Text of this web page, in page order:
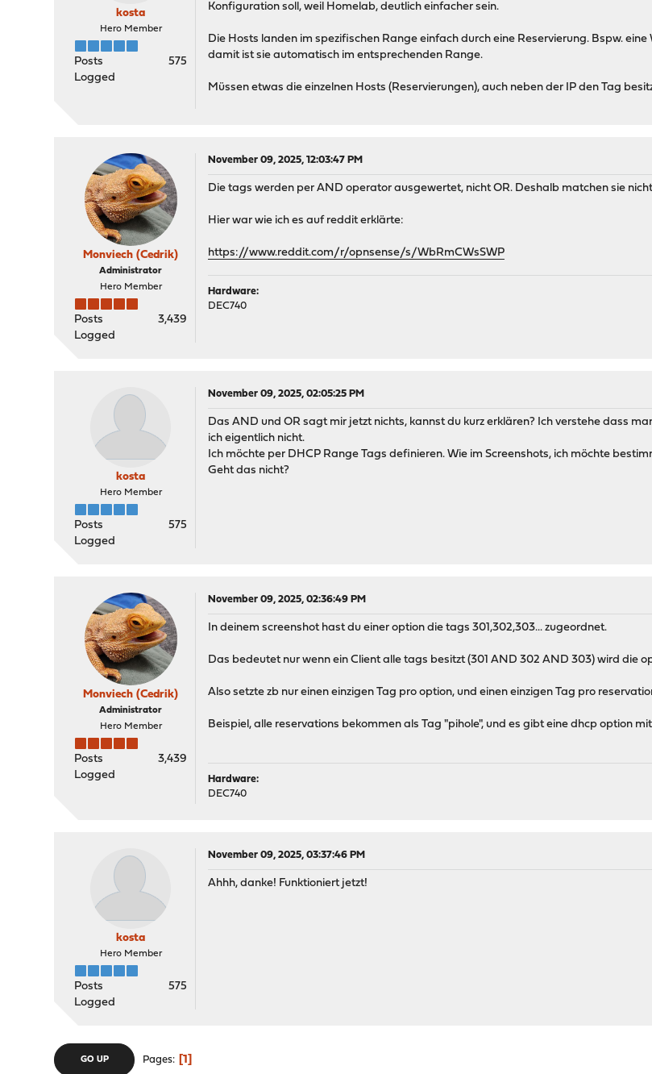
kosta
Hero Member
Posts
575
Logged
Konfiguration soll, weil Homelab, deutlich einfacher sein.
Die Hosts landen im spezifischen Range einfach durch eine Reservierung. Bspw.
damit ist sie automatisch im entsprechenden Range.
Müssen etwas die einzelnen Hosts (Reservierungen), auch neben der IP den Tag
Monviech (Cedrik)
Administrator
Hero Member
Posts
3,439
Logged
November 09, 2025, 12:03:47 PM
Die tags werden per AND operator ausgewertet, nicht OR. Deshalb matchen sie
Hier war wie ich es auf reddit erklärte:
https://www.reddit.com/r/opnsense/s/WbRmCWsSWP
Hardware:
DEC740
kosta
Hero Member
Posts
575
Logged
November 09, 2025, 02:05:25 PM
Das AND und OR sagt mir jetzt nichts, kannst du kurz erklären? Ich verstehe dass
ich eigentlich nicht.
Ich möchte per DHCP Range Tags definieren. Wie im Screenshots, ich möchte
Geht das nicht?
Monviech (Cedrik)
Administrator
Hero Member
Posts
3,439
Logged
November 09, 2025, 02:36:49 PM
In deinem screenshot hast du einer option die tags 301,302,303... zugeordnet.
Das bedeutet nur wenn ein Client alle tags besitzt (301 AND 302 AND 303) wird die
Also setzte zb nur einen einzigen Tag pro option, und einen einzigen Tag pro
Beispiel, alle reservations bekommen als Tag "pihole", und es gibt eine dhcp option
Hardware:
DEC740
kosta
Hero Member
Posts
575
Logged
November 09, 2025, 03:37:46 PM
Ahhh, danke! Funktioniert jetzt!
GO UP Pages 1